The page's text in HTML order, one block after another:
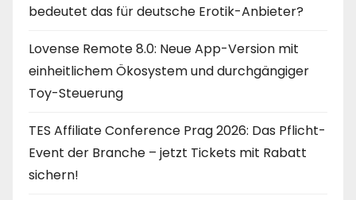
bedeutet das für deutsche Erotik-Anbieter?
Lovense Remote 8.0: Neue App-Version mit
einheitlichem Ökosystem und durchgängiger
Toy-Steuerung
TES Affiliate Conference Prag 2026: Das Pflicht-
Event der Branche – jetzt Tickets mit Rabatt
sichern!